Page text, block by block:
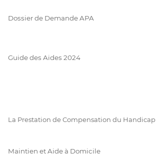
Dossier de Demande APA
Guide des Aides 2024
La Prestation de Compensation du Handicap
Maintien et Aide à Domicile